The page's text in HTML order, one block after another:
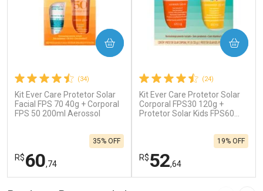
(34)
Kit Ever Care Protetor Solar
Facial FPS 70 40g + Corporal
FPS 50 200ml Aerossol
R$60,74
35% OFF
COMPRAR
(24)
Kit Ever Care Protetor Solar
Corporal FPS30 120g +
Protetor Solar Kids FPS60
R$52,64
19% OFF
COMPRAR